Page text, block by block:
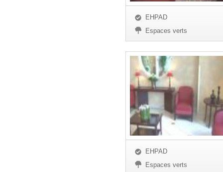
EHPAD
Espaces verts
EHPAD
Espaces verts